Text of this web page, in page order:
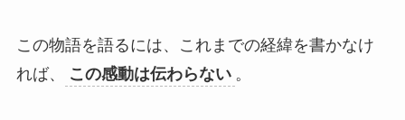
この物語を語るには、これまでの経緯を書かなけ
れば、
この感動は伝わらない 。